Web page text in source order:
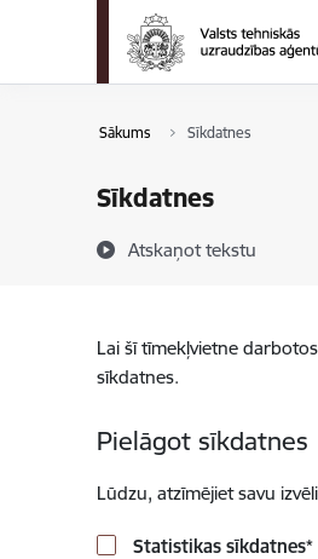
Pāriet uz lapas saturu
Sākums Sīkdatnes
Sīkdatnes
Atskaņot tekstu
Lai šī tīmekļvietne
sīkdatnes.
Pielāgot sīkdatnes
Lūdzu, atzīmējiet savu
Statistikas sīkdatnes*